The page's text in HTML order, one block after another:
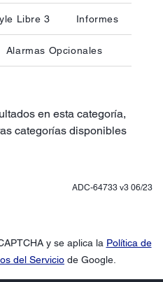
Libre 3 Informes
Alarmas Opcionales
en esta categoría,
categorías disponibles
ADC-64733 v3 06/23
y se aplica la Política de
del Servicio de Google.